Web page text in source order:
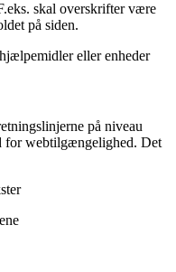
skal overskrifter være
på siden.
eller enheder
på niveau
for webtilgængelighed. Det